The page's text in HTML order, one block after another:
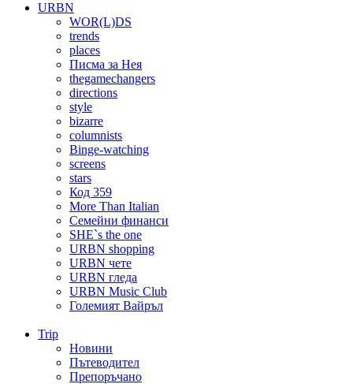
URBN
WOR(L)DS
trends
places
Писма за Нея
thegamechangers
directions
style
bizarre
columnists
Binge-watching
screens
stars
Код 359
More Than Italian
Семейни финанси
SHE`s the one
URBN shopping
URBN чете
URBN гледа
URBN Music Club
Големият Вайръл
Trip
Новини
Пътеводител
Препоръчано